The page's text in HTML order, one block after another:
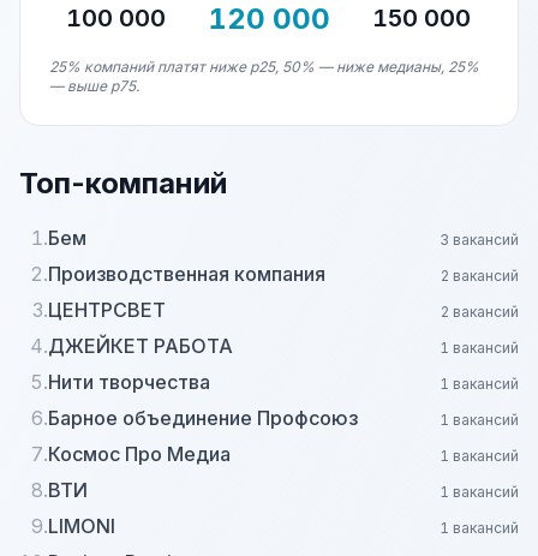
100 000 120 000 150 000
25% компаний платят ниже p25, 50% — ниже медианы, 25%
— выше p75.
Топ-компаний
1.Бем 3 вакансий
2.Производственная компания 2 вакансий
3.ЦЕНТРСВЕТ 2 вакансий
4.ДЖЕЙКЕТ РАБОТА 1 вакансий
5.Нити творчества 1 вакансий
6.Барное объединение Профсоюз 1 вакансий
7.Космос Про Медиа 1 вакансий
8.ВТИ 1 вакансий
9.LIMONI 1 вакансий